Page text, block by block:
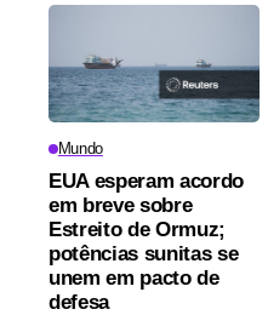
Mundo
EUA esperam acordo
em breve sobre
Estreito de Ormuz;
potências sunitas se
unem em pacto de
defesa